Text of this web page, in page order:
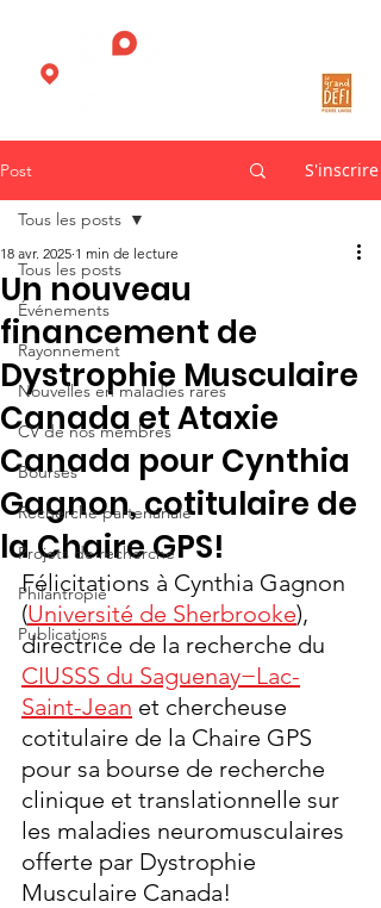
Post S'inscrire
Tous les posts
Événements
Rayonnement
Nouvelles en maladies rares
CV de nos membres
Bourses
Recherche partenariale
Projets de recherche
Philantropie
Publications
Tous les posts
Un nouveau
financement de
Dystrophie Musculaire
Canada et Ataxie
Canada pour Cynthia
Gagnon, cotitulaire de
la Chaire GPS!
18 avr. 2025 1 min de lecture
Félicitations à Cynthia Gagnon
(Université de Sherbrooke),
directrice de la recherche du
CIUSSS du Saguenay−Lac-
Saint-Jean et chercheuse
cotitulaire de la Chaire GPS
pour sa bourse de recherche
clinique et translationnelle sur
les maladies neuromusculaires
offerte par Dystrophie
Musculaire Canada!